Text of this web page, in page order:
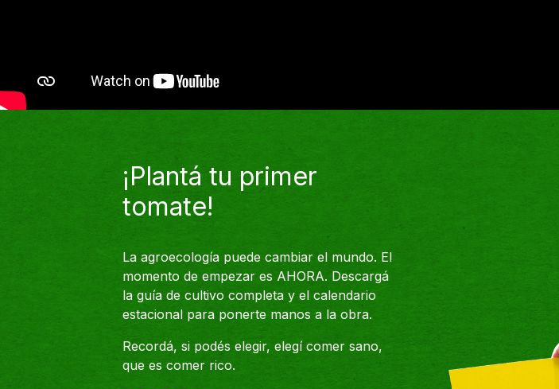
¡Plantá tu primer
tomate!
La agroecología puede cambiar el mundo. El
momento de empezar es AHORA. Descargá
la guía de cultivo completa y el calendario
estacional para ponerte manos a la obra.
Recordá, si podés elegir, elegí comer sano,
que es comer rico.